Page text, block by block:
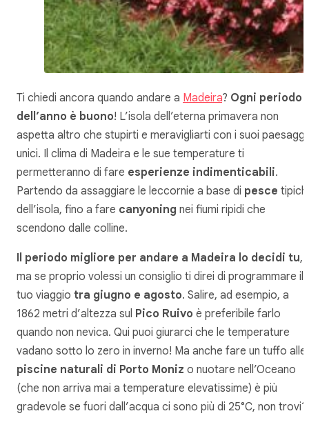
Ti chiedi ancora quando andare a Madeira? Ogni periodo
dell’anno è buono! L’isola dell’eterna primavera non
aspetta altro che stupirti e meravigliarti con i suoi paesaggi
unici. Il clima di Madeira e le sue temperature ti
permetteranno di fare esperienze indimenticabili.
Partendo da assaggiare le leccornie a base di pesce
dell’isola, fino a fare canyoning nei fiumi ripidi che
scendono dalle colline.
Il periodo migliore per andare a Madeira lo decidi tu,
ma se proprio volessi un consiglio ti direi di programmare il
tuo viaggio tra giugno e agosto. Salire, ad esempio, a
1862 metri d’altezza sul Pico Ruivo è preferibile farlo
quando non nevica. Qui puoi giurarci che le temperature
vadano sotto lo zero in inverno! Ma anche fare un tuffo alle
piscine naturali di Porto Moniz o nuotare nell’Oceano
(che non arriva mai a temperature elevatissime) è più
gradevole se fuori dall’acqua ci sono più di 25°C, non trovi?